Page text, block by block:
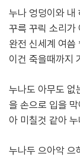
누나 엉덩이와 내
꾸륵 꾸릭 소리가
완전 신세계 여
이건 죽을때까지
누나도 아무도 없
을 손으로 입을
아 미칠것 같아
누나두 으아악 으